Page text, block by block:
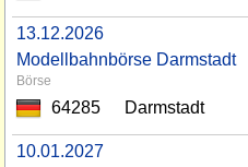
13.12.2026
Modellbahnbörse Darmstadt
Börse
64285 Darmstadt
10.01.2027